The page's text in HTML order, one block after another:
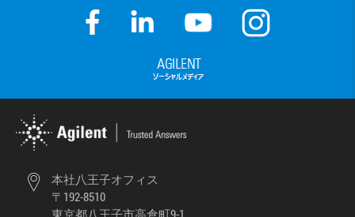
本社八王子オフィス
〒192-8510